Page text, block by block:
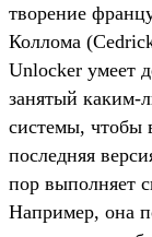
творение
Коллома
Unlocker умеет
занятый каким-
системы, чтобы
последняя
пор выполняет
Например, она